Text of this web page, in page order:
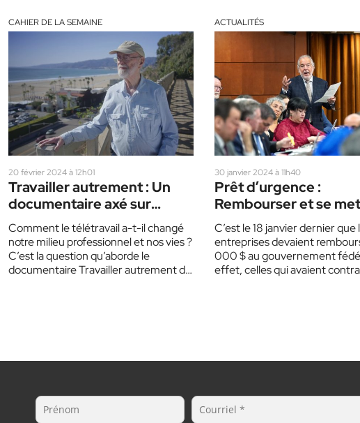
CAHIER DE LA SEMAINE
20 février 2024 à 12h01
Travailler autrement : Un
documentaire axé sur
télétravail
Comment le télétravail a-t-il changé
notre milieu professionnel et nos vies ?
C’est la question qu’aborde le
documentaire Travailler autrement du
ACTUALITÉS
30 janvier 2024 à 11h40
Prêt d’urgence :
Rembourser et se
situation précaire
C’est le 18 janvier dernier que
entreprises devaient
000 $ au gouvernement
effet, celles qui avaient